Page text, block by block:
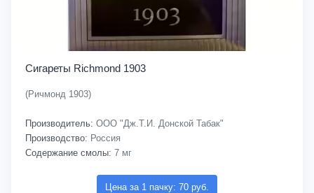
Сигареты Richmond 1903
(Ричмонд 1903)
Производитель: ООО "Дж.Т.И. Донской Табак"
Производство: Россия
Содержание смолы: 7 мг
Цена за 1 пачку: 70 руб.